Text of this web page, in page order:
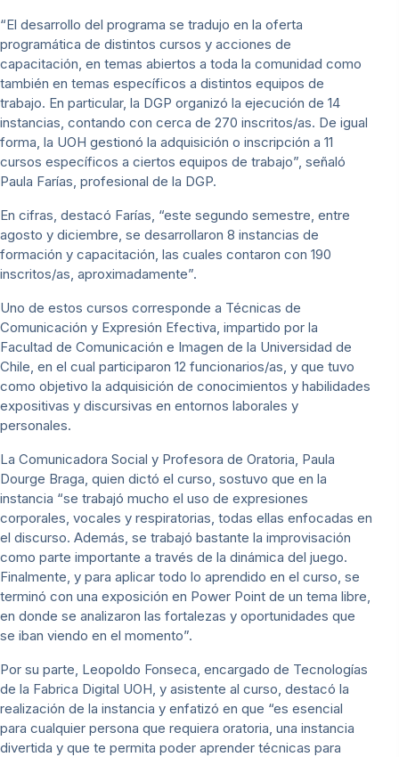
“El desarrollo del programa se tradujo en la oferta
programática de distintos cursos y acciones de
capacitación, en temas abiertos a toda la comunidad como
también en temas específicos a distintos equipos de
trabajo. En particular, la DGP organizó la ejecución de 14
instancias, contando con cerca de 270 inscritos/as. De igual
forma, la UOH gestionó la adquisición o inscripción a 11
cursos específicos a ciertos equipos de trabajo”, señaló
Paula Farías, profesional de la DGP.
En cifras, destacó Farías, “este segundo semestre, entre
agosto y diciembre, se desarrollaron 8 instancias de
formación y capacitación, las cuales contaron con 190
inscritos/as, aproximadamente”.
Uno de estos cursos corresponde a Técnicas de
Comunicación y Expresión Efectiva, impartido por la
Facultad de Comunicación e Imagen de la Universidad de
Chile, en el cual participaron 12 funcionarios/as, y que tuvo
como objetivo la adquisición de conocimientos y habilidades
expositivas y discursivas en entornos laborales y
personales.
La Comunicadora Social y Profesora de Oratoria, Paula
Dourge Braga, quien dictó el curso, sostuvo que en la
instancia “se trabajó mucho el uso de expresiones
corporales, vocales y respiratorias, todas ellas enfocadas en
el discurso. Además, se trabajó bastante la improvisación
como parte importante a través de la dinámica del juego.
Finalmente, y para aplicar todo lo aprendido en el curso, se
terminó con una exposición en Power Point de un tema libre,
en donde se analizaron las fortalezas y oportunidades que
se iban viendo en el momento”.
Por su parte, Leopoldo Fonseca, encargado de Tecnologías
de la Fabrica Digital UOH, y asistente al curso, destacó la
realización de la instancia y enfatizó en que “es esencial
para cualquier persona que requiera oratoria, una instancia
divertida y que te permita poder aprender técnicas para